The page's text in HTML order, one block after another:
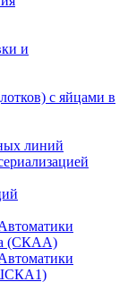
и
с яйцами в
линий
(СКАА)